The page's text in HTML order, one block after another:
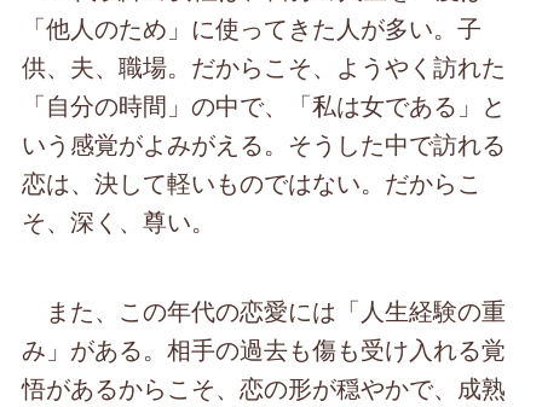
「他人のため」に使ってきた人が多い。子
供、夫、職場。だからこそ、ようやく訪れた
「自分の時間」の中で、「私は女である」と
いう感覚がよみがえる。そうした中で訪れる
恋は、決して軽いものではない。だからこ
そ、深く、尊い。
また、この年代の恋愛には「人生経験の重
み」がある。相手の過去も傷も受け入れる覚
悟があるからこそ、恋の形が穏やかで、成熟